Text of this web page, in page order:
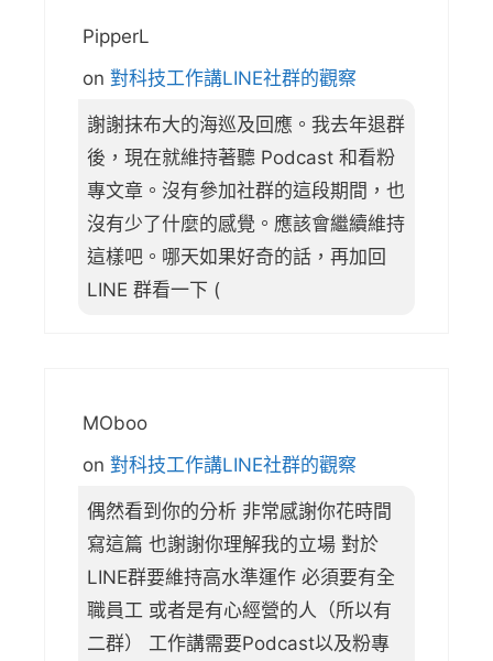
PipperL
on 對科技工作講LINE社群的觀察
謝謝抹布大的海巡及回應。我去年退群
後，現在就維持著聽 Podcast 和看粉
專文章。沒有參加社群的這段期間，也
沒有少了什麼的感覺。應該會繼續維持
這樣吧。哪天如果好奇的話，再加回
LINE 群看一下 (
MOboo
on 對科技工作講LINE社群的觀察
偶然看到你的分析 非常感謝你花時間
寫這篇 也謝謝你理解我的立場 對於
LINE群要維持高水準運作 必須要有全
職員工 或者是有心經營的人（所以有
二群） 工作講需要Podcast以及粉專